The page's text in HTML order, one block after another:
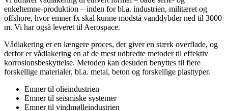
enkeltemne-produktion – inden for bl.a. industrien, militæret og
offshore, hvor emner fx skal kunne modstå vanddybder ned til 3000
m. Vi har også leveret til Aerospace.
Vådlakering er en længere proces, der giver en stærk overflade, og
derfor er vådlakering en af de mest udbredte metoder til effektiv
korrosionsbeskyttelse. Metoden kan desuden benyttes til flere
forskellige materialer, bl.a. metal, beton og forskellige plasttyper.
Emner til olieindustrien
Emner til seismiske systemer
Emner til vindmølleindustrien